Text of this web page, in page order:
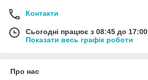
Контакти
Сьогодні працює з 08:45 до 17:00
Показати весь графік роботи
Про нас